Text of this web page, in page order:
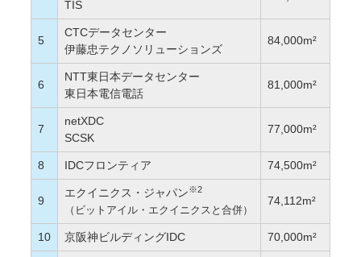
TIS
5
CTCデータセンター
伊藤忠テクノソリューションズ
84,000m²
6
NTT東日本データセンター
東日本電信電話
81,000m²
7
netXDC
SCSK
77,000m²
8 IDCフロンティア 74,500m²
9
エクイニクス・ジャパン※2
（ビットアイル・エクイニクスと合併）
74,112m²
10 京阪神ビルディングIDC 70,000m²